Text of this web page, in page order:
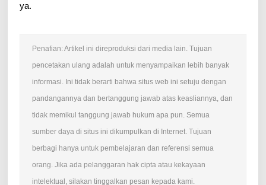
ya.
Penafian: Artikel ini direproduksi dari media lain. Tujuan
pencetakan ulang adalah untuk menyampaikan lebih banyak
informasi. Ini tidak berarti bahwa situs web ini setuju dengan
pandangannya dan bertanggung jawab atas keasliannya, dan
tidak memikul tanggung jawab hukum apa pun. Semua
sumber daya di situs ini dikumpulkan di Internet. Tujuan
berbagi hanya untuk pembelajaran dan referensi semua
orang. Jika ada pelanggaran hak cipta atau kekayaan
intelektual, silakan tinggalkan pesan kepada kami.